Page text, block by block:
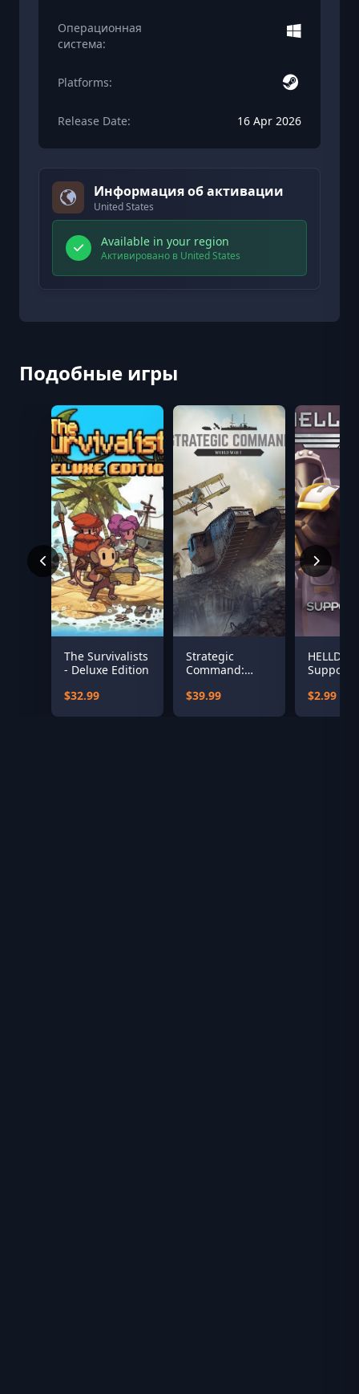
Операционная
система:
Platforms:
Release Date: 16 Apr 2026
Информация об активации
United States
Available in your region
Активировано в United States
Подобные игры
The Survivalists
- Deluxe Edition
$32.99
Strategic
Command:
$39.99
Support
$2.99